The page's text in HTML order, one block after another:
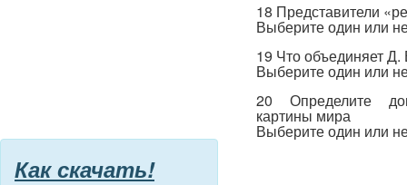
18 Представители
Выберите один или
19 Что объединяет
Выберите один или
20 Определите
картины мира
Выберите один или
Как скачать!